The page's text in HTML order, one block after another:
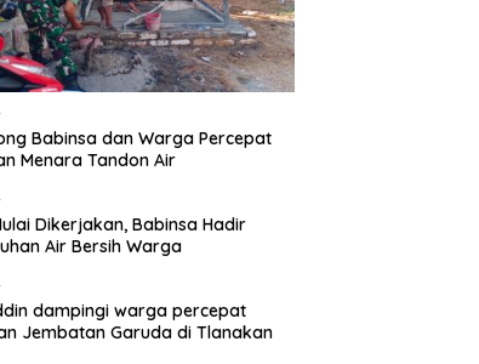
Babinsa dan Warga Percepat
Menara Tandon Air
Dikerjakan, Babinsa Hadir
Air Bersih Warga
dampingi warga percepat
Jembatan Garuda di Tlanakan